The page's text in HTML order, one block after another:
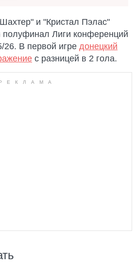
и "Кристал Пэлас"
полуфинал Лиги конференций
В первой игре донецкий
с разницей в 2 гола.